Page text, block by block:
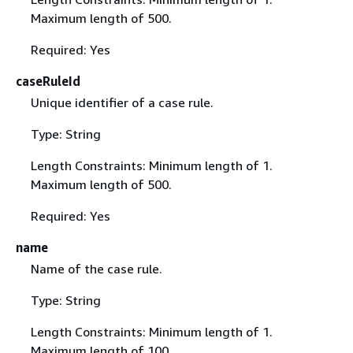
Maximum length of 500.
Required: Yes
caseRuleId
Unique identifier of a case rule.
Type: String
Length Constraints: Minimum length of 1.
Maximum length of 500.
Required: Yes
name
Name of the case rule.
Type: String
Length Constraints: Minimum length of 1.